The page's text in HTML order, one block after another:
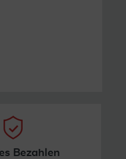
Bezahlen